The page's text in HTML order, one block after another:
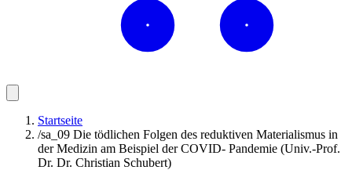
Startseite
/sa_09 Die tödlichen Folgen des reduktiven Materialismus in
der Medizin am Beispiel der COVID- Pandemie (Univ.-Prof.
Dr. Dr. Christian Schubert)